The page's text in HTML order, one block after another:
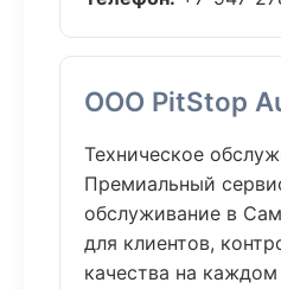
ООО PitStop
Техническое
Премиальный
обслуживание в
для клиентов,
качества на каждом